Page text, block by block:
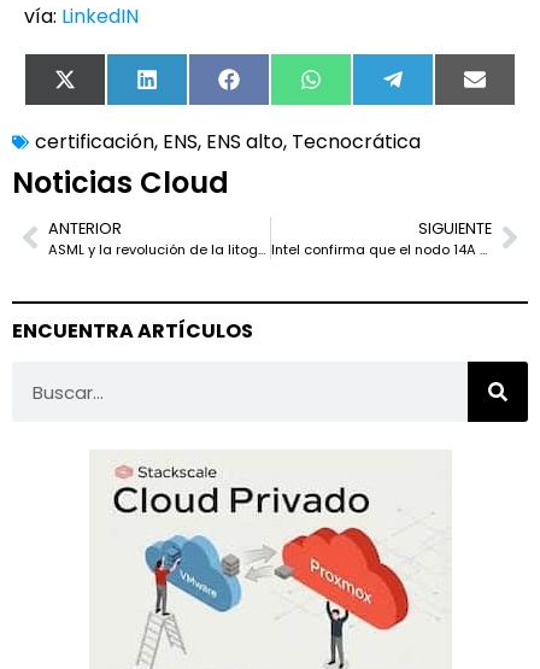
vía: LinkedIN
X
(Twitter)
LinkedIn FacebookWhatsApp TelegramEmail
certificación, ENS, ENS alto, Tecnocrática
Noticias Cloud
ANTERIOR
ASML y la revolución de la litografía EUV: de las lámparas de mercurio al salto High-NA
SIGUIENTE
Intel confirma que el nodo 14A será más caro que 18A por el uso de EUV High-NA: ¿riesgo o apuesta estratégica?
ENCUENTRA ARTÍCULOS